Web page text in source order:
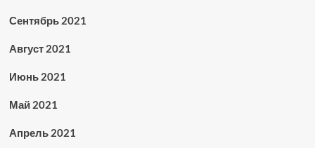
Сентябрь 2021
Август 2021
Июнь 2021
Май 2021
Апрель 2021